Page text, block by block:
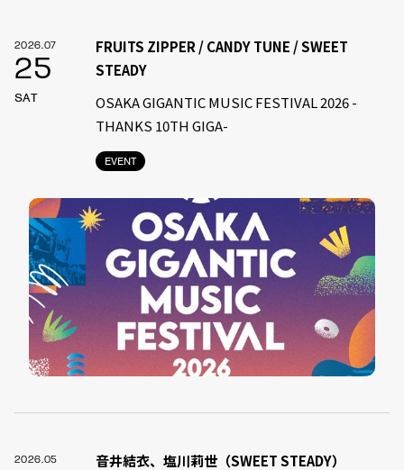
2026.07
25
SAT
EVENT
FRUITS ZIPPER / CANDY TUNE / SWEET
STEADY
OSAKA GIGANTIC MUSIC FESTIVAL 2026 -
THANKS 10TH GIGA-
2026.05
音井結衣、塩川莉世（SWEET STEADY）